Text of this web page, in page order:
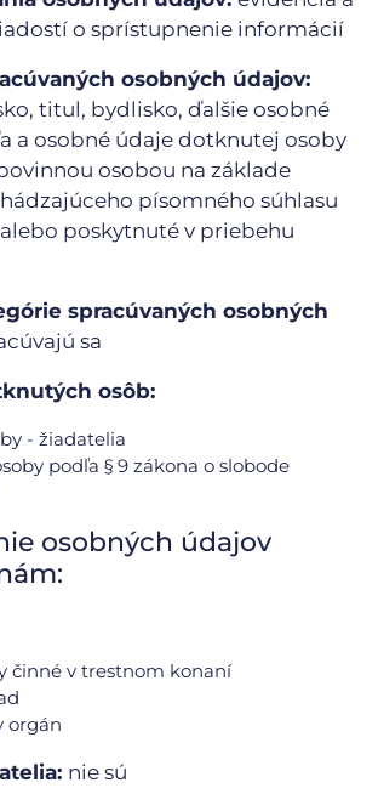
o sprístupnenie informácií
osobných údajov:
titul, bydlisko, ďalšie osobné
a osobné údaje dotknutej osoby
osobou na základe
písomného súhlasu
poskytnuté v priebehu
spracúvaných osobných
sa
osôb:
- žiadatelia
podľa § 9 zákona o slobode
osobných údajov
činné v trestnom konaní
orgán
nie sú